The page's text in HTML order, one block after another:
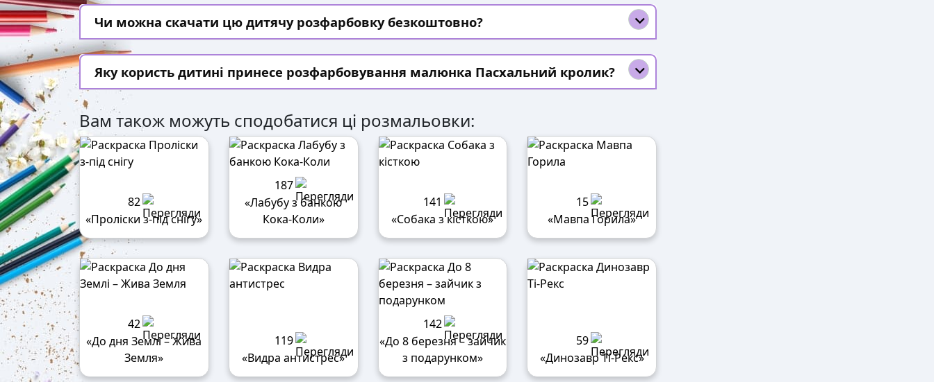
Чи можна скачати цю дитячу розфарбовку безкоштовно?
Яку користь дитині принесе розфарбовування малюнка Пасхальний кролик?
Вам також можуть сподобатися ці розмальовки:
82
«Проліски з-під снігу»
187
«Лабубу з банкою
Кока-Коли»
141
«Собака з кісткою»
15
«Мавпа Горила»
42
«До дня Землі – Жива
Земля»
119
«Видра антистрес»
142
«До 8 березня – зайчик
з подарунком»
59
«Динозавр Ті-Рекс»